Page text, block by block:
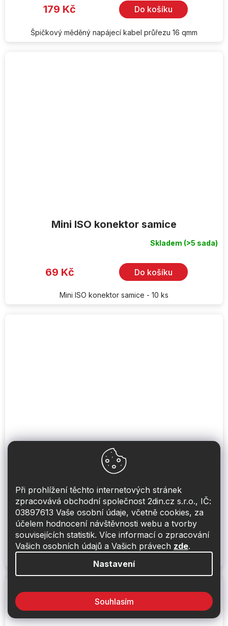
Při prohlížení těchto internetových stránek
zpracovává obchodní společnost 2din.cz s.r.o., IČ:
03897613 Vaše osobní údaje, včetně cookies, za
účelem hodnocení návštěvnosti webu a tvorby
souvisejících statistik. Více informací o zpracování
Vašich osobních údajů a Vašich právech zde.
Nastavení
Souhlasím
179 Kč Do košíku
Špičkový měděný napájecí kabel průřezu 16 qmm
Mini ISO konektor samice
Skladem (>5 sada)
69 Kč Do košíku
Mini ISO konektor samice - 10 ks
Pojistkové pouzdro mini s odbočkou
Průměrné
hodnocení
produktu
je
5,0
Skladem(>5 ks)
90 Kč Do košíku